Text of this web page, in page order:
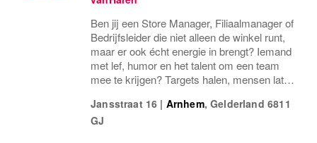
Ben jij een Store Manager, Filiaalmanager of
Bedrijfsleider die niet alleen de winkel runt,
maar er ook écht energie in brengt? Iemand
met lef, humor en het talent om een team
mee te krijgen? Targets halen, mensen laten
please! Dan zoeken wij jou.Bij...
Jansstraat 16 | Arnhem,Gelderland 6811
GJ